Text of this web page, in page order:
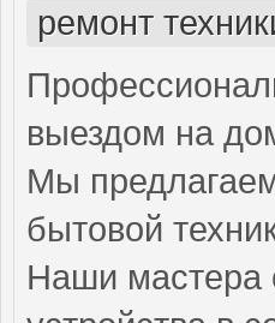
ремонт
выездом на
Мы
бытовой
Наши мастера